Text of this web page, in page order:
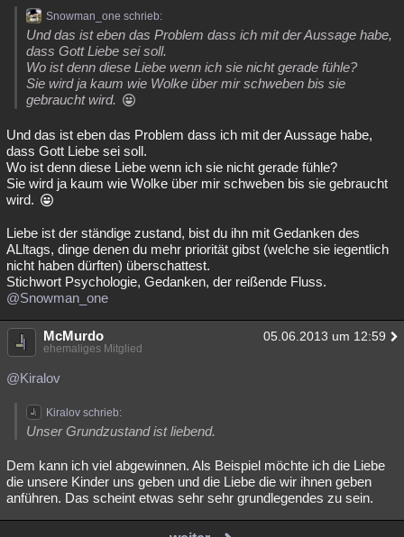
Snowman_one schrieb:
Und das ist eben das Problem dass ich mit der Aussage habe,
dass Gott Liebe sei soll.
Wo ist denn diese Liebe wenn ich sie nicht gerade fühle?
Sie wird ja kaum wie Wolke über mir schweben bis sie
gebraucht wird.
Und das ist eben das Problem dass ich mit der Aussage habe,
dass Gott Liebe sei soll.
Wo ist denn diese Liebe wenn ich sie nicht gerade fühle?
Sie wird ja kaum wie Wolke über mir schweben bis sie gebraucht
wird.
Liebe ist der ständige zustand, bist du ihn mit Gedanken des
ALltags, dinge denen du mehr priorität gibst (welche sie iegentlich
nicht haben dürften) überschattest.
Stichwort Psychologie, Gedanken, der reißende Fluss.
@Snowman_one
McMurdo 05.06.2013 um 12:59
ehemaliges Mitglied
@Kiralov
Kiralov schrieb:
Unser Grundzustand ist liebend.
Dem kann ich viel abgewinnen. Als Beispiel möchte ich die Liebe
die unsere Kinder uns geben und die Liebe die wir ihnen geben
anführen. Das scheint etwas sehr sehr grundlegendes zu sein.